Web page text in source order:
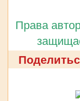
Права